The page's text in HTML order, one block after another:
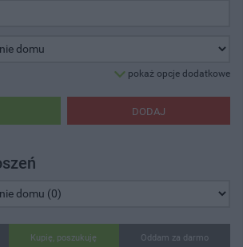
pokaż opcje dodatkowe
DODAJ
Kupię, poszukuję Oddam za darmo